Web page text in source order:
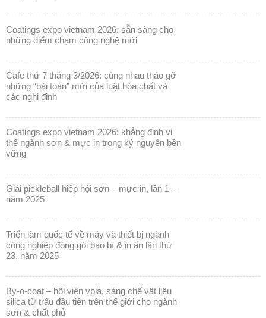
coatings expo vietnam 2026: sẵn sàng cho
những điểm chạm công nghệ mới
cafe thứ 7 tháng 3/2026: cùng nhau tháo gỡ
những “bài toán” mới của luật hóa chất và
các nghị định
coatings expo vietnam 2026: khẳng định vị
thế ngành sơn & mực in trong kỷ nguyên bền
vững
giải pickleball hiệp hội sơn – mực in, lần 1 –
năm 2025
triển lãm quốc tế về máy và thiết bị ngành
công nghiệp đóng gói bao bì & in ấn lần thứ
23, năm 2025
by-o-coat – hội viên vpia, sáng chế vật liệu
silica từ trấu đầu tiên trên thế giới cho ngành
sơn & chất phủ